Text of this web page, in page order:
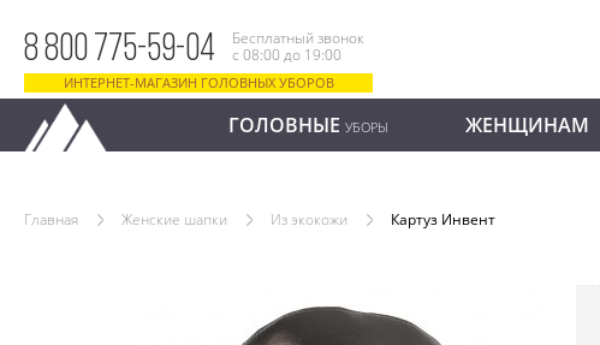
8 800 775-59-04
Бесплатный звонок
с 08:00 до 19:00
ИНТЕРНЕТ-МАГАЗИН ГОЛОВНЫХ УБОРОВ
ГОЛОВНЫЕ УБОРЫ ЖЕНЩИНАМ
Главная Женские шапки Из экокожи Картуз Инвент